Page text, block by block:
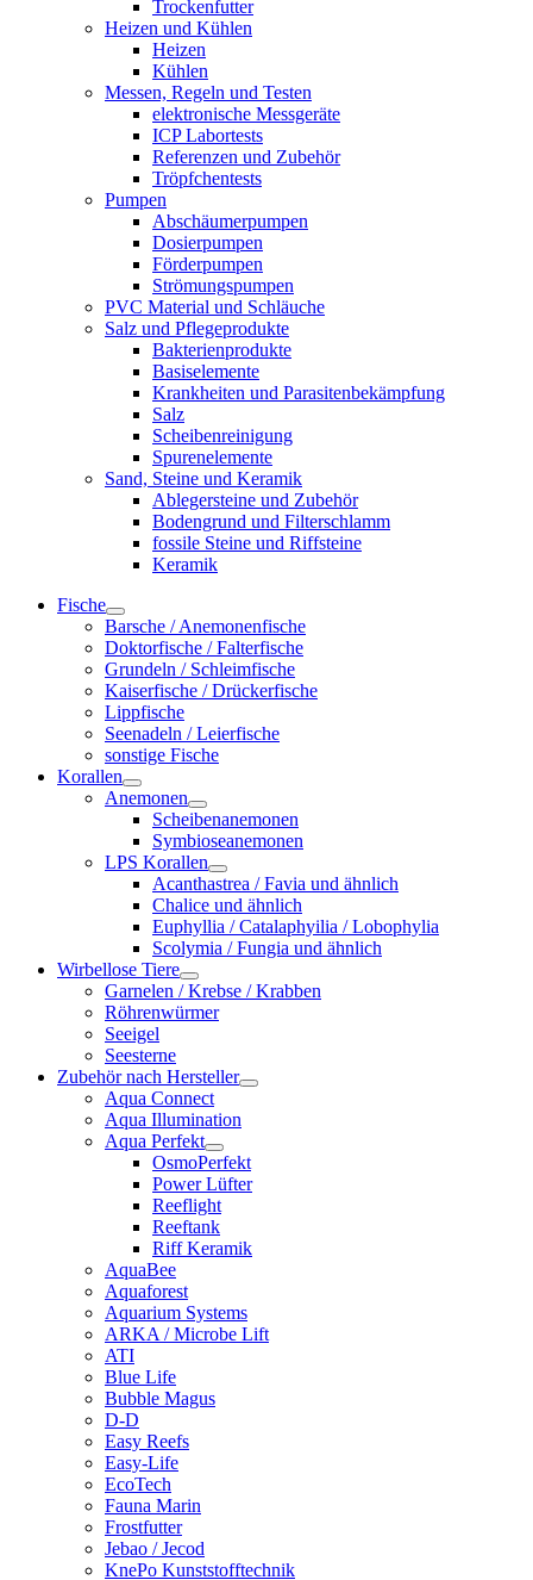
Trockenfutter
Heizen und Kühlen
Heizen
Kühlen
Messen, Regeln und Testen
elektronische Messgeräte
ICP Labortests
Referenzen und Zubehör
Tröpfchentests
Pumpen
Abschäumerpumpen
Dosierpumpen
Förderpumpen
Strömungspumpen
PVC Material und Schläuche
Salz und Pflegeprodukte
Bakterienprodukte
Basiselemente
Krankheiten und Parasitenbekämpfung
Salz
Scheibenreinigung
Spurenelemente
Sand, Steine und Keramik
Ablegersteine und Zubehör
Bodengrund und Filterschlamm
fossile Steine und Riffsteine
Keramik
Fische
Barsche / Anemonenfische
Doktorfische / Falterfische
Grundeln / Schleimfische
Kaiserfische / Drückerfische
Lippfische
Seenadeln / Leierfische
sonstige Fische
Korallen
Anemonen
Scheibenanemonen
Symbioseanemonen
LPS Korallen
Acanthastrea / Favia und ähnlich
Chalice und ähnlich
Euphyllia / Catalaphyilia / Lobophylia
Scolymia / Fungia und ähnlich
Wirbellose Tiere
Garnelen / Krebse / Krabben
Röhrenwürmer
Seeigel
Seesterne
Zubehör nach Hersteller
Aqua Connect
Aqua Illumination
Aqua Perfekt
OsmoPerfekt
Power Lüfter
Reeflight
Reeftank
Riff Keramik
AquaBee
Aquaforest
Aquarium Systems
ARKA / Microbe Lift
ATI
Blue Life
Bubble Magus
D-D
Easy Reefs
Easy-Life
EcoTech
Fauna Marin
Frostfutter
Jebao / Jecod
KnePo Kunststofftechnik